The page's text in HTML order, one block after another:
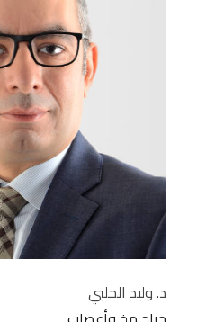
د. وليد الحلبي